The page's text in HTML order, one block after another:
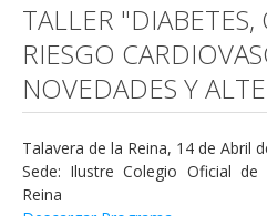
TALLER "DIABETES,
RIESGO
NOVEDADES Y
Talavera de la Reina, 14 de Abril
Sede: Ilustre Colegio Oficial
Reina